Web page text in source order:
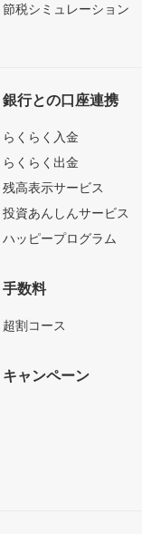
節税シミュレーション
銀行との口座連携
らくらく入金
らくらく出金
残高表示サービス
投資あんしんサービス
ハッピープログラム
手数料
超割コース
キャンペーン